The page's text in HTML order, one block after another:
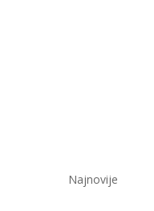
Najnovije